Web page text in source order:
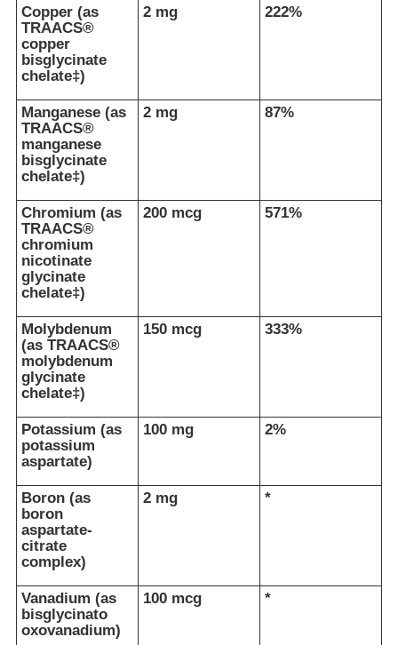
Copper (as
TRAACS®
copper
bisglycinate
chelate‡)
2 mg 222%
Manganese (as
TRAACS®
manganese
bisglycinate
chelate‡)
2 mg 87%
Chromium (as
TRAACS®
chromium
nicotinate
glycinate
chelate‡)
200 mcg 571%
Molybdenum
(as TRAACS®
molybdenum
glycinate
chelate‡)
150 mcg 333%
Potassium (as
potassium
aspartate)
100 mg 2%
Boron (as
boron
aspartate-
citrate
complex)
2 mg *
Vanadium (as
bisglycinato
oxovanadium)
100 mcg *